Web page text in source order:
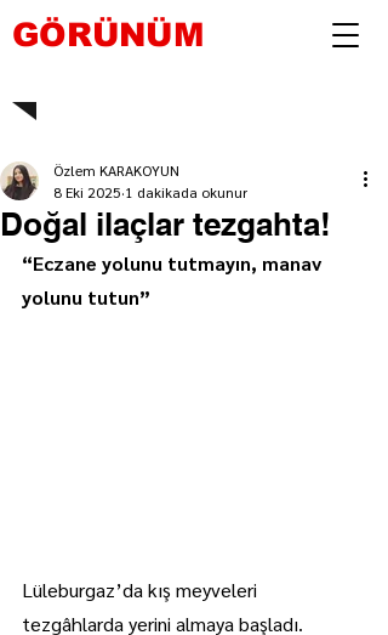
GÖRÜNÜM
Doğal ilaçlar tezgahta!
Özlem KARAKOYUN
8 Eki 2025 1 dakikada okunur
“Eczane yolunu tutmayın, manav
yolunu tutun”
Lüleburgaz’da kış meyveleri
tezgâhlarda yerini almaya başladı.